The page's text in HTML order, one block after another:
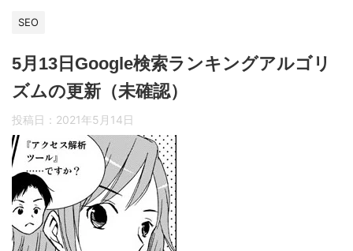
SEO
5月13日Google検索ランキングアルゴリ
ズムの更新（未確認）
投稿日： 2021年5月14日